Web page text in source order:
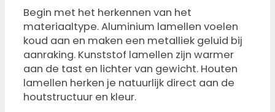
Begin met het herkennen van het
materiaaltype. Aluminium lamellen voelen
koud aan en maken een metalliek geluid bij
aanraking. Kunststof lamellen zijn warmer
aan de tast en lichter van gewicht. Houten
lamellen herken je natuurlijk direct aan de
houtstructuur en kleur.